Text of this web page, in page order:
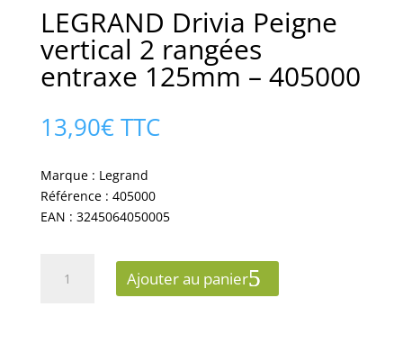
LEGRAND Drivia Peigne
vertical 2 rangées
entraxe 125mm – 405000
13,90€ TTC
Marque : Legrand
Référence : 405000
EAN : 3245064050005
Ajouter au panier